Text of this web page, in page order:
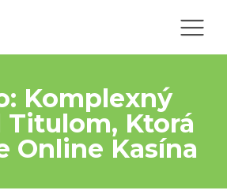
Komplexný
Titulom, Ktorá
Online Kasína